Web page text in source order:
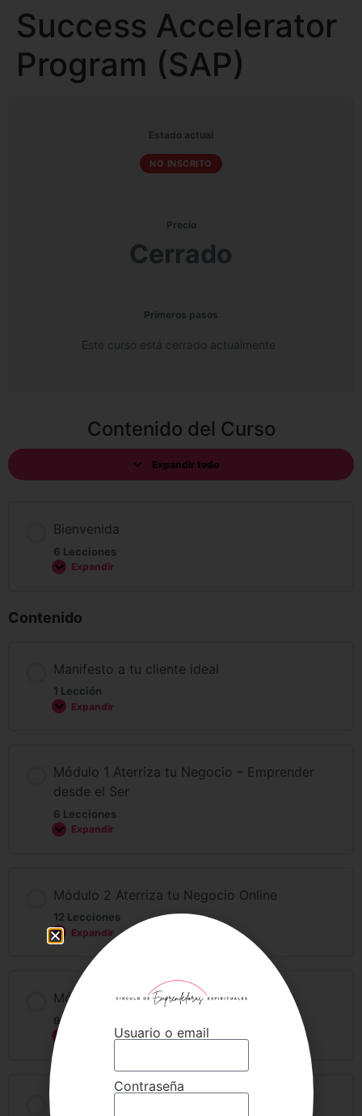
Success Accelerator
Program (SAP)
Estado actual
NO INSCRITO
Precio
Cerrado
Primeros pasos
Este curso está cerrado actualmente
Contenido del Curso
Expandir todo
Bienvenida
6 Lecciones
Expandir
Contenido
Manifesto a tu cliente ideal
1 Lección
Expandir
Módulo 1 Aterriza tu Negocio – Emprender
desde el Ser
6 Lecciones
Expandir
Módulo 2 Aterriza tu Negocio Online
12 Lecciones
Expandir
Módulo 3 – Aterriza tu Servicio Estrella
9 Lecciones
Usuario o email
Contraseña